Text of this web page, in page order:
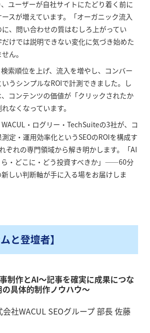
ユーザーが自社サイトにたどり着く前に
スが増えています。「オーガニック流入
、問い合わせの質はむしろ上がってい
けでは説明できない変化に気づき始めた
ん。
索順位を上げ、流入を増やし、コンバー
うシンプルなROIで計測できました。し
コンテンツの価値が「クリックされたか
なくなっています。
・ログリー・TechSuiteの3社が、コ
定・運用効率化というSEOのROIを構成す
ぞれの専門領域から解き明かします。「AI
ら・どこに・どう投資すべきか」——60分
しい判断軸が手に入る場をお届けしま
と登壇者】
制作とAI～記事を確実に成果につな
の具体的制作ノウハウ～
会社WACUL SEOグループ 部長 佐藤